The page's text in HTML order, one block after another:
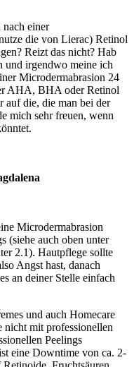
einer
die von Lierac) Retinol
Reizt das nicht? Hab
und irgendwo meine ich
Microdermabrasion 24
AHA, BHA oder Retinol
auf die, die man bei der
mich sehr freuen, wenn
Microdermabrasion
(siehe auch oben unter
2.1). Hautpflege sollte
Angst hast, danach
an deiner Stelle einfach
und auch Homecare
nicht mit professionellen
Peelings
eine Downtime von ca. 2-